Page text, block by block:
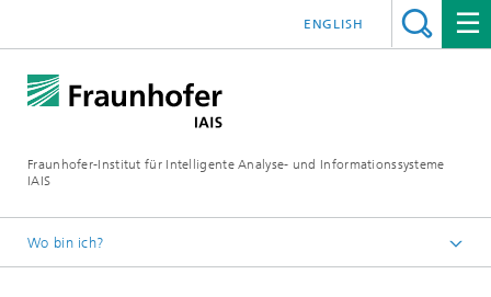
Fraunhofer-Institut für Intelligente Analyse- und Informationssysteme
IAIS
ENGLISH
Wo bin ich?